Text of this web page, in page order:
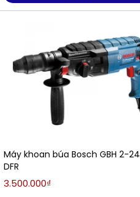
Máy khoan búa Bosch GBH 2-24
DFR
3.500.000₫